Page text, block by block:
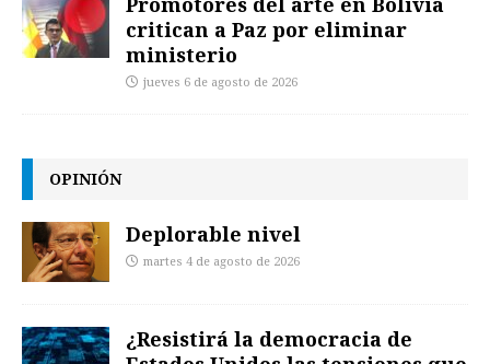
critican a Paz por eliminar
ministerio
jueves 6 de agosto de 2026
OPINIÓN
Deplorable nivel
martes 4 de agosto de 2026
¿Resistirá la democracia de